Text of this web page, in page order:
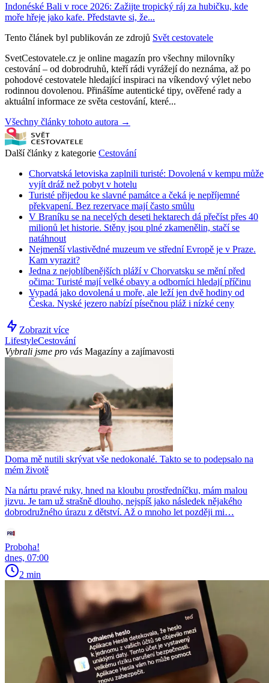
Indonéské Bali v roce 2026: Zažijte tropický ráj za hubičku, kde
moře hřeje jako kafe. Představte si, že...
Tento článek byl publikován ze zdrojů Svět cestovatele
SvetCestovatele.cz je online magazín pro všechny milovníky
cestování – od dobrodruhů, kteří rádi vyrážejí do neznáma, až po
pohodové cestovatele hledající inspiraci na víkendový výlet nebo
rodinnou dovolenou. Přinášíme autentické tipy, ověřené rady a
aktuální informace ze světa cestování, které...
Všechny články tohoto autora →
Další články z kategorie Cestování
Chorvatská letoviska zaplnili turisté: Dovolená v kempu může
vyjít dráž než pobyt v hotelu
Turisté přijedou ke slavné památce a čeká je nepříjemné
překvapení. Bez rezervace mají často smůlu
V Braníku se na necelých deseti hektarech dá přečíst přes 40
milionů let historie. Stěny jsou plné zkamenělin, stačí se
natáhnout
Nejmenší vlastivědné muzeum ve střední Evropě je v Praze.
Kam vyrazit?
Jedna z nejoblíbenějších pláží v Chorvatsku se mění před
očima: Turisté mají velké obavy a odborníci hledají příčinu
Vypadá jako dovolená u moře, ale leží jen dvě hodiny od
Česka. Nyské jezero nabízí písečnou pláž i nízké ceny
Zobrazit více
LifestyleCestování
Vybrali jsme pro vás Magazíny a zajímavosti
Doma mě nutili skrývat vše nedokonalé. Takto se to podepsalo na
mém životě
Na nártu pravé ruky, hned na kloubu prostředníčku, mám malou
jizvu. Je tam už strašně dlouho, nejspíš jako následek nějakého
dobrodružného úrazu z dětství. Až o mnoho let později mi…
Proboha!
dnes, 07:00
2 min